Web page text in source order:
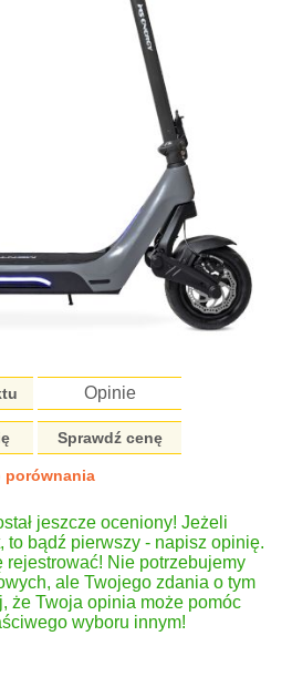
Opinie
Sprawdź cenę
porównania
jeszcze oceniony! Jeżeli
to bądź pierwszy - napisz opinię.
rejestrować! Nie potrzebujemy
ale Twojego zdania o tym
że Twoja opinia może pomóc
wyboru innym!